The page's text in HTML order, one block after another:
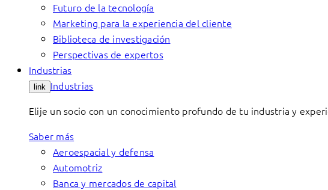
Futuro de la tecnología
Marketing para la experiencia del cliente
Biblioteca de investigación
Perspectivas de expertos
Industrias
link Industrias
Elije un socio con un conocimiento profundo de tu industria y
Saber más
Aeroespacial y defensa
Automotriz
Banca y mercados de capital